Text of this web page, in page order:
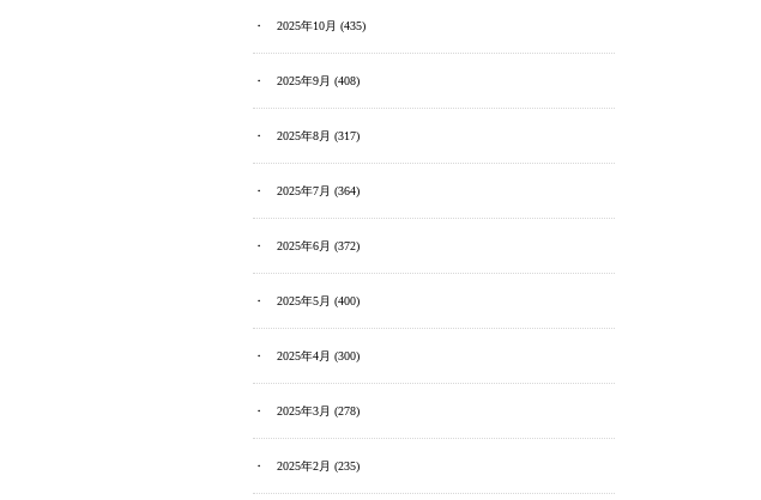
2025年10月 (435)
2025年9月 (408)
2025年8月 (317)
2025年7月 (364)
2025年6月 (372)
2025年5月 (400)
2025年4月 (300)
2025年3月 (278)
2025年2月 (235)